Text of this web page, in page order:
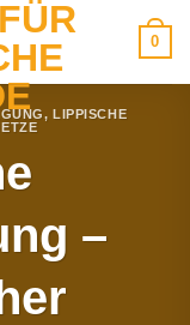
0
,LIPPISCHE
–